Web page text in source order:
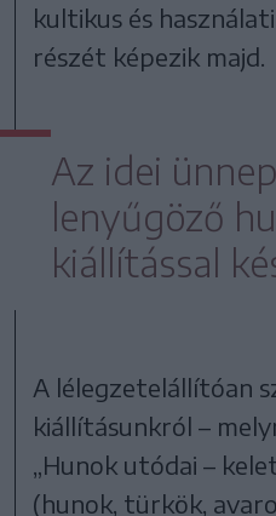
kultikus és
részét képezik majd.
Az idei
lenyűgöző
kiállítással
A lélegzetelállítóan
kiállításunkról –
„Hunok utódai –
(hunok, türkök,